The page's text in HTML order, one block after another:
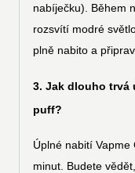
nabíječku). Během
rozsvítí modré
plně nabito a
3. Jak dlouho trvá
puff?
Úplné nabití
minut. Budete